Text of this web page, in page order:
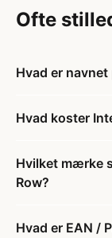
Ofte
Hvad er
Hvad koster
Hvilket mærke
Row?
Hvad er EAN /